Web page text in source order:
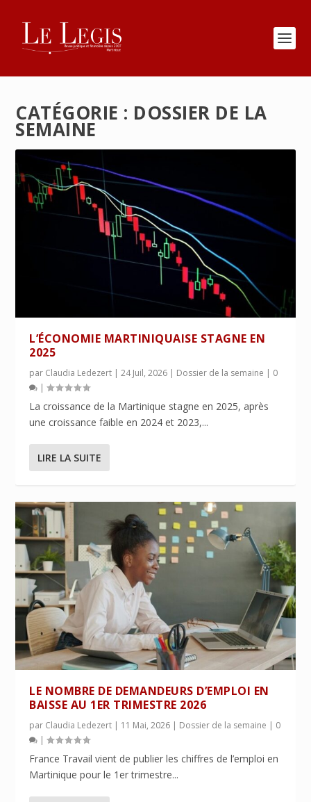
CATÉGORIE : DOSSIER DE LA
SEMAINE
L’ÉCONOMIE MARTINIQUAISE STAGNE EN
2025
par Claudia Ledezert |24 Juil, 2026 | Dossier de la semaine | 0
|
La croissance de la Martinique stagne en 2025, après
une croissance faible en 2024 et 2023,...
LIRE LA SUITE
LE NOMBRE DE DEMANDEURS D’EMPLOI EN
BAISSE AU 1ER TRIMESTRE 2026
par Claudia Ledezert | 11 Mai, 2026 | Dossier de la semaine | 0
|
France Travail vient de publier les chiffres de l’emploi en
Martinique pour le 1er trimestre...